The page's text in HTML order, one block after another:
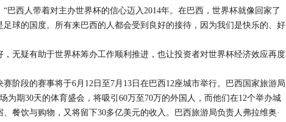
“巴西人带着对主办世界杯的信心迈入2014年。在巴西，世界杯就像回家了
足球的国度。所有来巴西的人都会受到良好的接待，因为我们是快乐的、好
疑有助于世界杯筹办工作顺利推进，也让投资者对世界杯经济效应再度
段的赛事将于6月12日至7月13日在巴西12座城市举行。巴西国家旅游局
为期30天的体育盛会，将吸引60万至70万的外国人，而他们在12个举办城
餐饮与购物，又将留下30多亿美元的收入。巴西旅游局负责人弗拉维奥·